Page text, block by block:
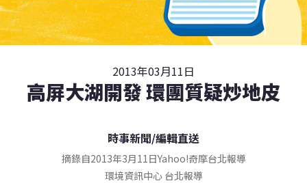
2013年03月11日
高屏大湖開發 環團質疑炒地皮
時事新聞/編輯直送
摘錄自2013年3月11日Yahoo!奇摩台北報導
環境資訊中心 台北報導